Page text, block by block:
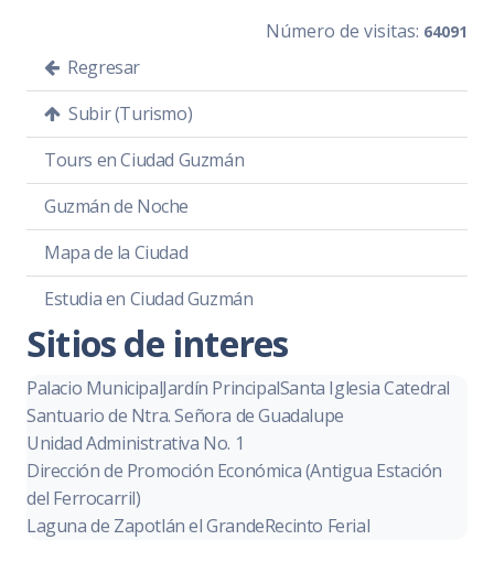
Número de visitas: 64091
Regresar
Subir (Turismo)
Tours en Ciudad Guzmán
Guzmán de Noche
Mapa de la Ciudad
Estudia en Ciudad Guzmán
Sitios de interes
Palacio MunicipalJardín PrincipalSanta Iglesia Catedral
Santuario de Ntra. Señora de Guadalupe
Unidad Administrativa No. 1
Dirección de Promoción Económica (Antigua Estación
del Ferrocarril)
Laguna de Zapotlán el GrandeRecinto Ferial